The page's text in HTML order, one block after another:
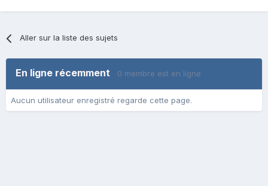
Aller sur la liste des sujets
En ligne récemment 0 membre est en ligne
Aucun utilisateur enregistré regarde cette page.